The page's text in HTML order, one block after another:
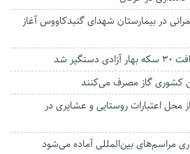
در بیمارستان شهدای گنبدکاووس آغاز
شد
کشوری گاز مصرف می‌کنند
شغلی از محل اعتبارات روستایی و عشایری در
مراسم‌های بین‌المللی آماده می‌شود